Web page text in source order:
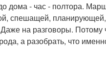
дома - час - полтора.
спешащей,
на разговоры. Потому
а разобрать, что